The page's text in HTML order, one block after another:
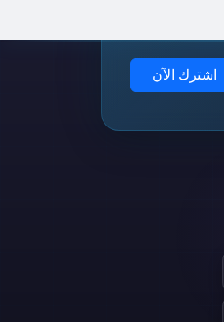
اشترك الآن